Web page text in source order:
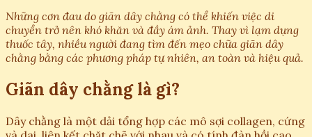
Những cơn đau do giãn dây chằng có thể khiến việc di
chuyển trở nên khó khăn và đầy ám ảnh. Thay vì lạm dụng
thuốc tây, nhiều người đang tìm đến mẹo chữa giãn dây
chằng bằng các phương pháp tự nhiên, an toàn và hiệu quả.
Giãn dây chằng là gì?
Dây chằng là một dải tổng hợp các mô sợi collagen, cứng